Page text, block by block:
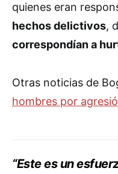
quienes eran
hechos delictivos,
correspondían a
Otras noticias de
hombres por
“Este es un